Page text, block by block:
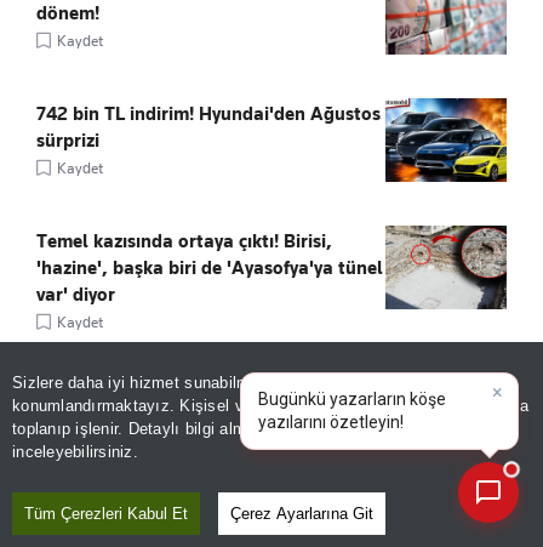
Sizlere daha iyi hizmet sunabilmek adına sitemizde
konumlandırmaktayız. Kişisel verileriniz, KVKK ve GDPR kapsamında
toplanıp işlenir. Detaylı bilgi almak içinAydınlatma Metnimizi
inceleyebilirsiniz.
Tüm Çerezleri Kabul Et Çerez Ayarlarına Git
dönem!
Kaydet
742 bin TL indirim! Hyundai'den Ağustos
sürprizi
Kaydet
Temel kazısında ortaya çıktı! Birisi,
'hazine', başka biri de 'Ayasofya'ya tünel
var' diyor
Kaydet
ÖNE ÇIKANLAR
Bugünkü yazarların köş